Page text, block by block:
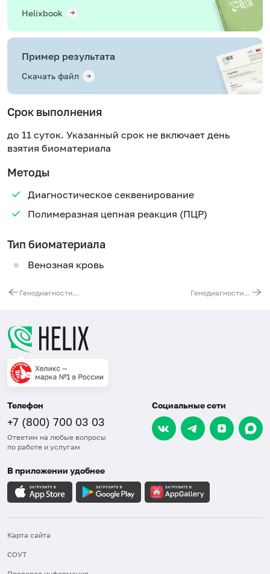
Helixbook
Пример результата
Скачать файл
Срок выполнения
до 11 суток. Указанный срок не включает день
взятия биоматериала
Методы
Диагностическое секвенирование
Полимеразная цепная реакция (ПЦР)
Тип биоматериала
Венозная кровь
Генодиагностика криопиринассоциированных периодических синдромов. Ген NLRP3, экзон 3 Генодиагностика острой перемежающейся порфирии. Ген HMBS
Телефон
+7 (800) 700 03 03
Ответим на любые вопросы
по работе и услугам
Социальные сети
В приложении удобнее
Карта сайта
СОУТ